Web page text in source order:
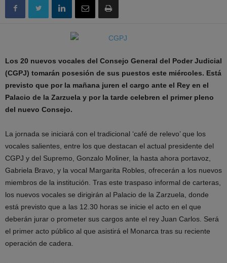
Los 20 nuevos vocales del Consejo General del Poder Judicial
(CGPJ) tomarán posesión de sus puestos este miércoles. Está
previsto que por la mañana juren el cargo ante el Rey en el
Palacio de la Zarzuela y por la tarde celebren el primer pleno
del nuevo Consejo.
La jornada se iniciará con el tradicional ‘café de relevo’ que los
vocales salientes, entre los que destacan el actual presidente del
CGPJ y del Supremo, Gonzalo Moliner, la hasta ahora portavoz,
Gabriela Bravo, y la vocal Margarita Robles, ofrecerán a los nuevos
miembros de la institución. Tras este traspaso informal de carteras,
los nuevos vocales se dirigirán al Palacio de la Zarzuela, donde
está previsto que a las 12.30 horas se inicie el acto en el que
deberán jurar o prometer sus cargos ante el rey Juan Carlos. Será
el primer acto público al que asistirá el Monarca tras su reciente
operación de cadera.